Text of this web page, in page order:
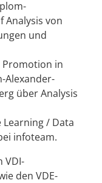
Analysis von
und
Promotion in
Alexander-
über Analysis
Learning / Data
infoteam.
VDI-
den VDE-